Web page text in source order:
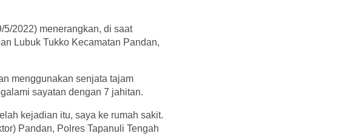
2022) menerangkan, di saat
Lubuk Tukko Kecamatan Pandan,
menggunakan senjata tajam
sayatan dengan 7 jahitan.
kejadian itu, saya ke rumah sakit.
Pandan, Polres Tapanuli Tengah